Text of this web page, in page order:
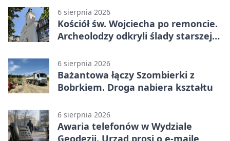
6 sierpnia 2026
Kościół św. Wojciecha po remoncie.
Archeolodzy odkryli ślady starszej
6 sierpnia 2026
Bażantowa łączy Szombierki z
Bobrkiem. Droga nabiera kształtu
6 sierpnia 2026
Awaria telefonów w Wydziale